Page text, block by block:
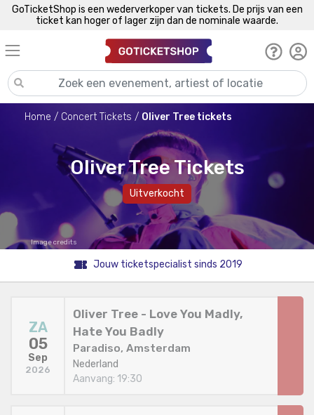
GoTicketShop is een wederverkoper van tickets. De prijs van een
ticket kan hoger of lager zijn dan de nominale waarde.
Home Concert Tickets Oliver Tree tickets
Oliver Tree Tickets
Uitverkocht
Image credits
Jouw ticketspecialist sinds 2019
ZA
05
Sep
2026
Oliver Tree - Love You Madly,
Hate You Badly
Paradiso, Amsterdam
Nederland
Aanvang: 19:30